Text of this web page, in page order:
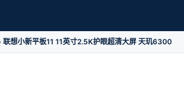
联想小新平板11 11英寸2.5K护眼超清大屏 天玑6300